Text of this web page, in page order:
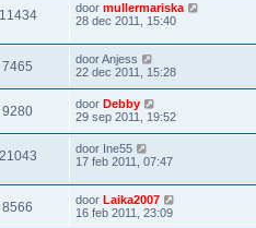
11434 door mullermariska
28 dec 2011, 15:40
7465 doorAnjess
22 dec 2011, 15:28
9280 door Debby
29 sep 2011, 19:52
21043 door Ine55
17 feb 2011, 07:47
8566 door Laika2007
16 feb 2011, 23:09